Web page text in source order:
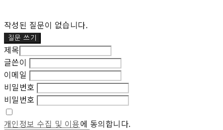
작성된 질문이 없습니다.
질문 쓰기
제목
글쓴이
이메일
비밀번호
비밀번호
개인정보 수집 및 이용에 동의합니다.